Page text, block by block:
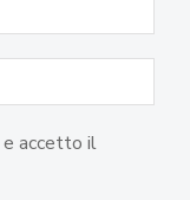
e accetto il